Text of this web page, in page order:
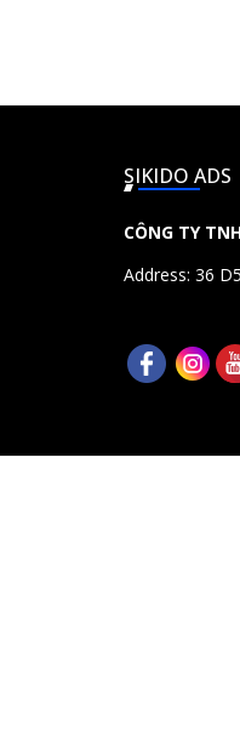
SIKIDO ADS
CÔNG TY
Address: 36